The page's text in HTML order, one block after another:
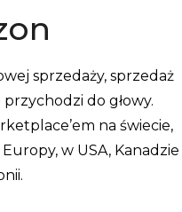
sprzedaży, sprzedaż
do głowy.
na świecie,
w USA, Kanadzie